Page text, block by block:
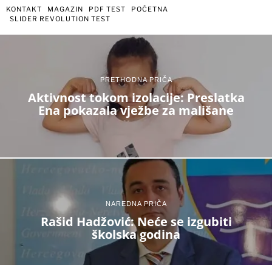
KONTAKT MAGAZIN PDF TEST
POČETNA
SLIDER REVOLUTION TEST
PRETHODNA PRIČA
Aktivnost tokom izolacije: Preslatka
Ena pokazala vježbe za mališane
NAREDNA PRIČA
Rašid Hadžović: Neće se izgubiti
školska godina